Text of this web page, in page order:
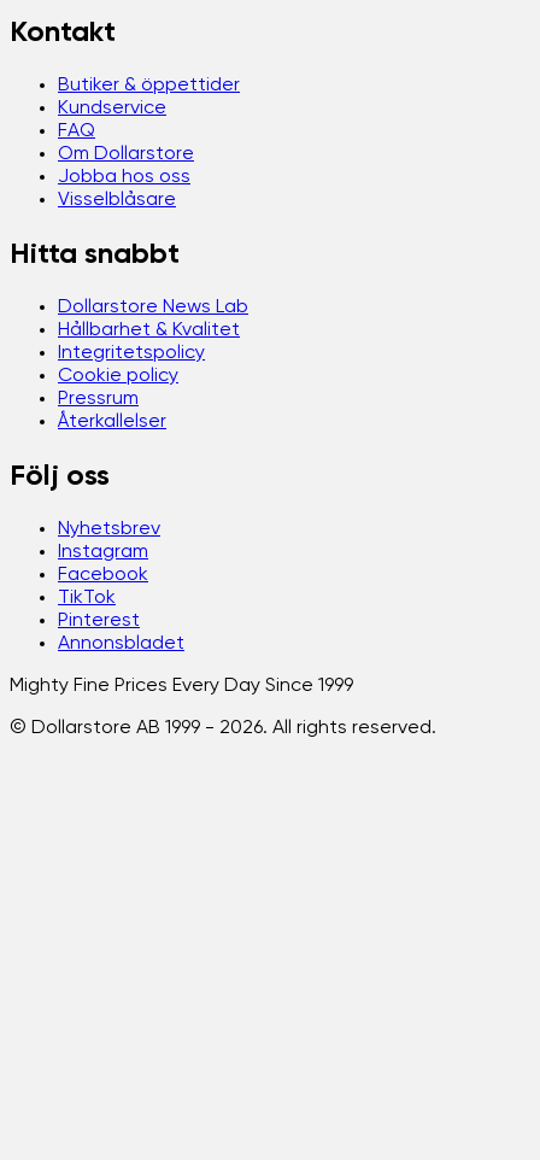
Kontakt
Butiker & öppettider
Kundservice
FAQ
Om Dollarstore
Jobba hos oss
Visselblåsare
Hitta snabbt
Dollarstore News Lab
Hållbarhet & Kvalitet
Integritetspolicy
Cookie policy
Pressrum
Återkallelser
Följ oss
Nyhetsbrev
Instagram
Facebook
TikTok
Pinterest
Annonsbladet
Mighty Fine Prices Every Day Since 1999
© Dollarstore AB 1999 - 2026. All rights reserved.